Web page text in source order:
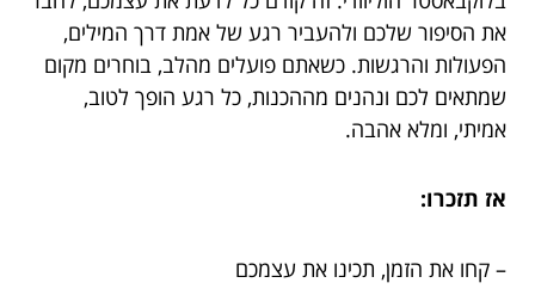
את הסיפור שלכם ולהעביר רגע של אמת דרך המילים,
הפעולות והרגשות. כשאתם פועלים מהלב, בוחרים מקום
שמתאים לכם ונהנים מההכנות, כל רגע הופך לטוב,
אמיתי, ומלא אהבה.
אז תזכרו:
– קחו את הזמן, תכינו את עצמכם